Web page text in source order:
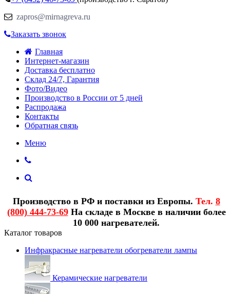
zapros@mirnagreva.ru
Заказать звонок
Главная
Интернет-магазин
Доставка бесплатно
Склад 24/7, Гарантия
Фото/Видео
Производство в России от 5 дней
Распродажа
Контакты
Обратная связь
Меню
Производство в РФ и поставки из Европы. Тел. 8
(800) 444-73-69На складе в Москве в наличии более
10 000 нагревателей.
Каталог товаров
Инфракрасные нагреватели обогреватели лампы
Керамические нагреватели